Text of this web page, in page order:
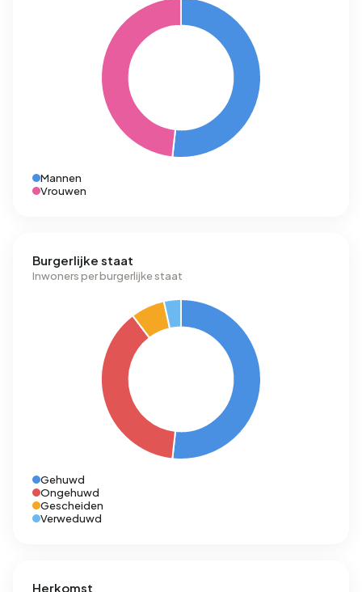
Mannen
Vrouwen
Burgerlijke staat
Inwoners per burgerlijke staat
Gehuwd
Ongehuwd
Gescheiden
Verweduwd
Herkomst